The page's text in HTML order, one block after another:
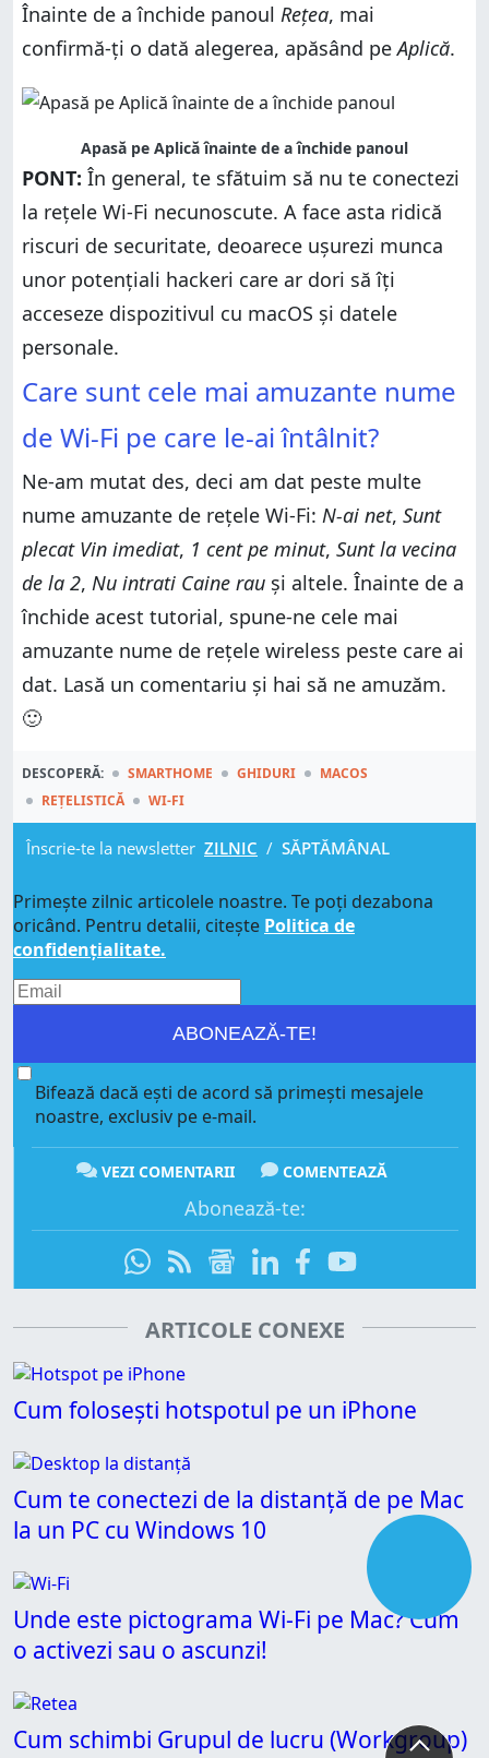
Înainte de a închide panoul Rețea, mai
confirmă-ți o dată alegerea, apăsând peAplică.
Apasă pe Aplică înainte de a închide panoul
PONT: În general, te sfătuim să nu te conectezi
la rețele Wi-Fi necunoscute. A face asta ridică
riscuri de securitate, deoarece ușurezi munca
unor potențiali hackeri care ar dori să îți
acceseze dispozitivul cu macOS și datele
personale.
Care sunt cele mai amuzante nume
de Wi-Fi pe care le-ai întâlnit?
Ne-am mutat des, deci am dat peste multe
nume amuzante de rețele Wi-Fi: N-ai net, Sunt
plecat Vin imediat, 1 cent pe minut, Sunt la vecina
de la 2, Nu intrati Caine rau și altele. Înainte de a
închide acest tutorial, spune-ne cele mai
amuzante nume de rețele wireless peste care ai
dat. Lasă un comentariu și hai să ne amuzăm.
🙂
DESCOPERĂ: SMARTHOME GHIDURI
MACOS
REȚELISTICĂ
WI-FI
Înscrie-te la newsletter ZILNIC / SĂPTĂMÂNAL
Primește zilnic articolele noastre. Te poți dezabona
oricând. Pentru detalii, citește Politica de
confidențialitate.
ABONEAZĂ-TE!
Bifează dacă ești de acord să primești mesajele
noastre, exclusiv pe e-mail.
VEZI COMENTARII COMENTEAZĂ
Abonează-te:
ARTICOLE CONEXE
Cum folosești hotspotul pe un iPhone
Cum te conectezi de la distanță de pe Mac
la un PC cu Windows 10
Unde este pictograma Wi-Fi pe Mac? Cum
o activezi sau o ascunzi!
Cum schimbi Grupul de lucru (Workgroup)